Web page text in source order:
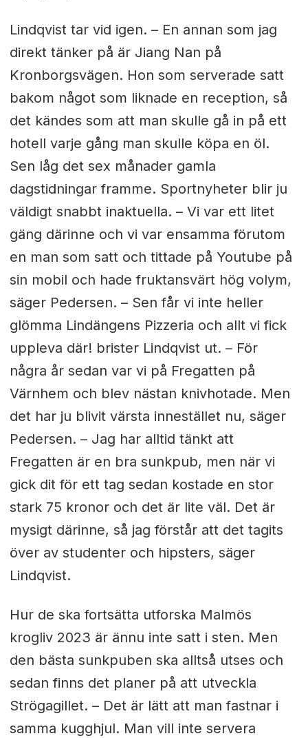
Lindqvist tar vid igen. – En annan som jag
direkt tänker på är Jiang Nan på
Kronborgsvägen. Hon som serverade satt
bakom något som liknade en reception, så
det kändes som att man skulle gå in på ett
hotell varje gång man skulle köpa en öl.
Sen låg det sex månader gamla
dagstidningar framme. Sportnyheter blir ju
väldigt snabbt inaktuella. – Vi var ett litet
gäng därinne och vi var ensamma förutom
en man som satt och tittade på Youtube på
sin mobil och hade fruktansvärt hög volym,
säger Pedersen. – Sen får vi inte heller
glömma Lindängens Pizzeria och allt vi fick
uppleva där! brister Lindqvist ut. – För
några år sedan var vi på Fregatten på
Värnhem och blev nästan knivhotade. Men
det har ju blivit värsta innestället nu, säger
Pedersen. – Jag har alltid tänkt att
Fregatten är en bra sunkpub, men när vi
gick dit för ett tag sedan kostade en stor
stark 75 kronor och det är lite väl. Det är
mysigt därinne, så jag förstår att det tagits
över av studenter och hipsters, säger
Lindqvist.
Hur de ska fortsätta utforska Malmös
krogliv 2023 är ännu inte satt i sten. Men
den bästa sunkpuben ska alltså utses och
sedan finns det planer på att utveckla
Strögagillet. – Det är lätt att man fastnar i
samma kugghjul. Man vill inte servera